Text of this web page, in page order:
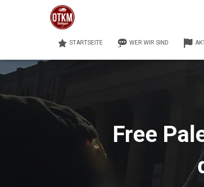
STARTSEITE WER WIR SIND
Free